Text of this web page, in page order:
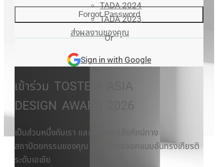
TADA 2024
TADA 2023
ส่งผลงานของคุณ
Forgot Password
Or
Sign in with Google
เข้าร่วม TOSTEM
DESIGN AWARD
เป็นส่วนหนึ่งกับเรา และนำเสนอวิสัยทัศน์ทาง
สถาปัตยกรรมของคุณ บนเวทีการออกแบบอันทรงเกียรติ
ระดับเอเชีย